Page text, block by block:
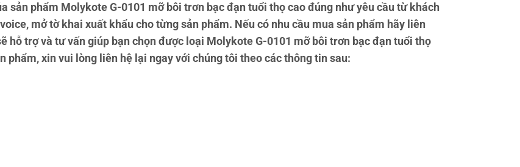
sản phẩm Molykote G-0101 mỡ bôi trơn bạc đạn tuổi thọ cao đúng như yêu cầu từ khách
mở tờ khai xuất khẩu cho từng sản phẩm. Nếu có nhu cầu mua sản phẩm hãy liên
hỗ trợ và tư vấn giúp bạn chọn được loại Molykote G-0101 mỡ bôi trơn bạc đạn tuổi thọ
phẩm, xin vui lòng liên hệ lại ngay với chúng tôi theo các thông tin sau: